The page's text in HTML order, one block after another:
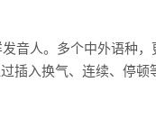
音人。多个中外语种，
插入换气、连续、停顿